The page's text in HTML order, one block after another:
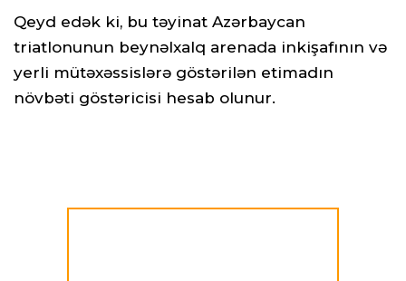
Qeyd edək ki, bu təyinat Azərbaycan
triatlonunun beynəlxalq arenada inkişafının və
yerli mütəxəssislərə göstərilən etimadın
növbəti göstəricisi hesab olunur.